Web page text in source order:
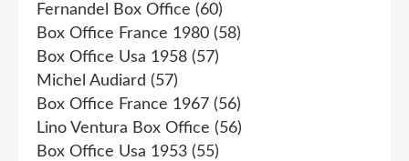
Fernandel Box Office (60)
Box Office France 1980 (58)
Box Office Usa 1958 (57)
Michel Audiard (57)
Box Office France 1967 (56)
Lino Ventura Box Office (56)
Box Office Usa 1953 (55)